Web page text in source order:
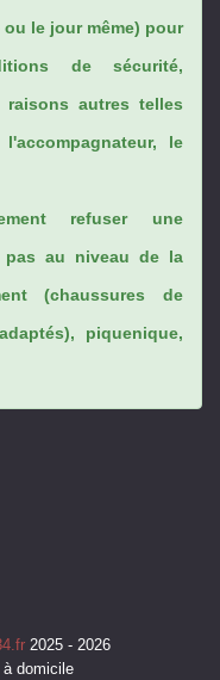
le jour même) pour
de sécurité,
autres telles
le
refuser une
pas au niveau de la
(chaussures de
piquenique,
2025 - 2026
domicile